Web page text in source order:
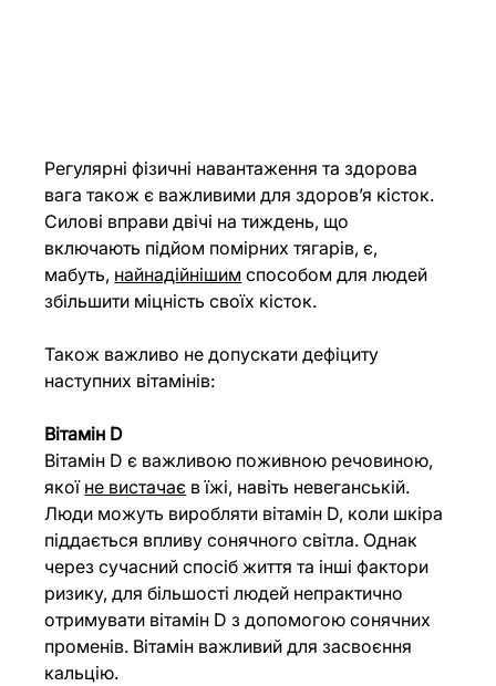
Регулярні фізичні навантаження та здорова
вага також є важливими для здоров’я кісток.
Силові вправи двічі на тиждень, що
включають підйом помірних тягарів, є,
мабуть, найнадійнішим способом для людей
збільшити міцність своїх кісток.
Також важливо не допускати дефіциту
наступних вітамінів:
Вітамін D
Вітамін D є важливою поживною речовиною,
якої не вистачає в їжі, навіть невеганській.
Люди можуть виробляти вітамін D, коли шкіра
піддається впливу сонячного світла. Однак
через сучасний спосіб життя та інші фактори
ризику, для більшості людей непрактично
отримувати вітамін D з допомогою сонячних
променів. Вітамін важливий для засвоєння
кальцію.